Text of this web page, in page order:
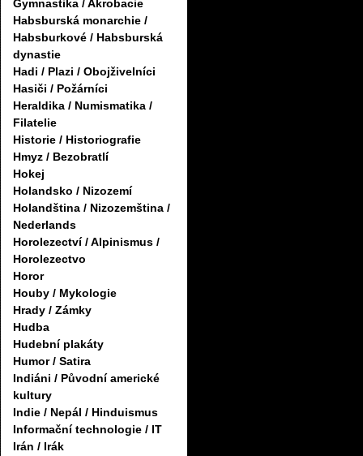
Gymnastika / Akrobacie
Habsburská monarchie /
Habsburkové / Habsburská
dynastie
Hadi / Plazi / Obojživelníci
Hasiči / Požárníci
Heraldika / Numismatika /
Filatelie
Historie / Historiografie
Hmyz / Bezobratlí
Hokej
Holandsko / Nizozemí
Holandština / Nizozemština /
Nederlands
Horolezectví / Alpinismus /
Horolezectvo
Horor
Houby / Mykologie
Hrady / Zámky
Hudba
Hudební plakáty
Humor / Satira
Indiáni / Původní americké
kultury
Indie / Nepál / Hinduismus
Informační technologie / IT
Irán / Irák